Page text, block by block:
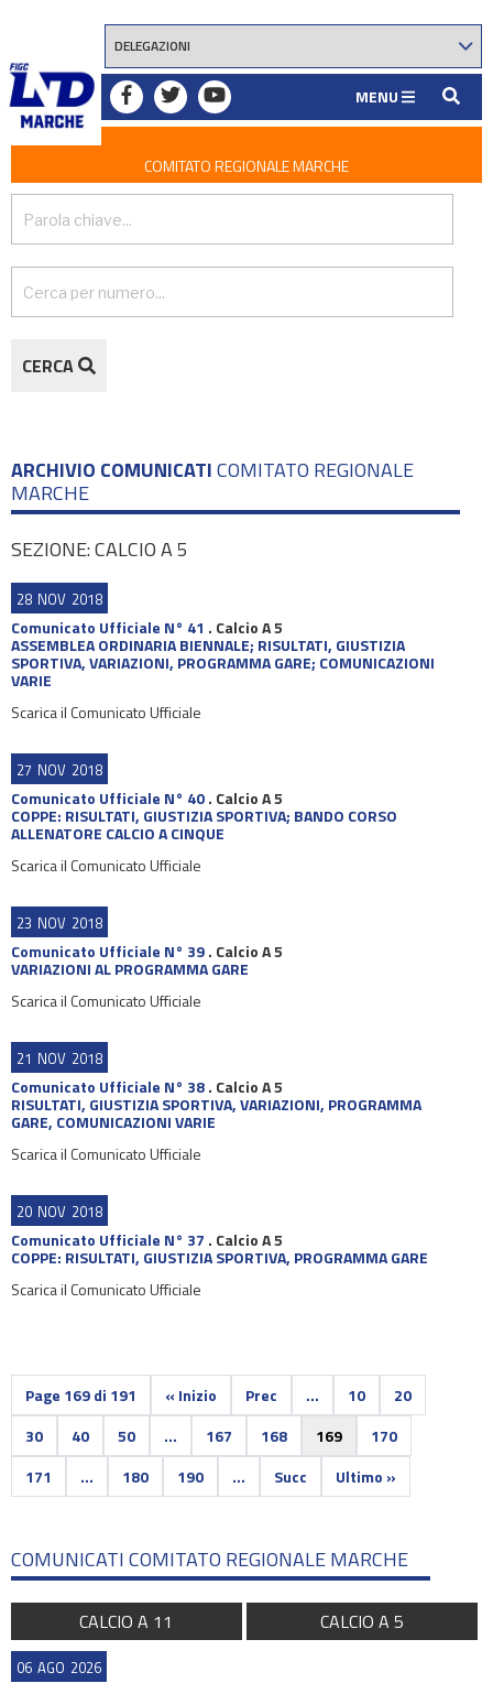
MENU
COMITATO REGIONALE MARCHE
CERCA
ARCHIVIO COMUNICATICOMITATO REGIONALE
MARCHE
SEZIONE: CALCIO A 5
28 NOV 2018
Comunicato Ufficiale N° 41 . Calcio A 5
ASSEMBLEA ORDINARIA BIENNALE; RISULTATI, GIUSTIZIA
SPORTIVA, VARIAZIONI, PROGRAMMA GARE; COMUNICAZIONI
VARIE
Scarica il Comunicato Ufficiale
27 NOV 2018
Comunicato Ufficiale N° 40. Calcio A 5
COPPE: RISULTATI, GIUSTIZIA SPORTIVA; BANDO CORSO
ALLENATORE CALCIO A CINQUE
Scarica il Comunicato Ufficiale
23 NOV 2018
Comunicato Ufficiale N° 39. Calcio A 5
VARIAZIONI AL PROGRAMMA GARE
Scarica il Comunicato Ufficiale
21 NOV 2018
Comunicato Ufficiale N° 38. Calcio A 5
RISULTATI, GIUSTIZIA SPORTIVA, VARIAZIONI, PROGRAMMA
GARE, COMUNICAZIONI VARIE
Scarica il Comunicato Ufficiale
20 NOV 2018
Comunicato Ufficiale N° 37 . Calcio A 5
COPPE: RISULTATI, GIUSTIZIA SPORTIVA, PROGRAMMA GARE
Scarica il Comunicato Ufficiale
Page 169 di 191 « Inizio Prec ... 10
20
30
40 50 ... 167 168 169
170
171
... 180 190 ... Succ Ultimo »
COMUNICATI COMITATO REGIONALE MARCHE
CALCIO A 11 CALCIO A 5
06 AGO 2026